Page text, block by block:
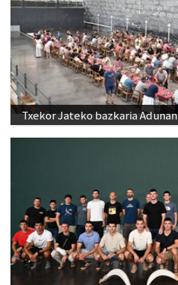
Txekor Jateko bazkaria Adunan